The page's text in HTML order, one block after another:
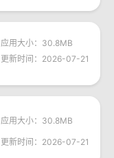
应用大小：30.8MB
更新时间：2026-07-21
应用大小：30.8MB
更新时间：2026-07-21